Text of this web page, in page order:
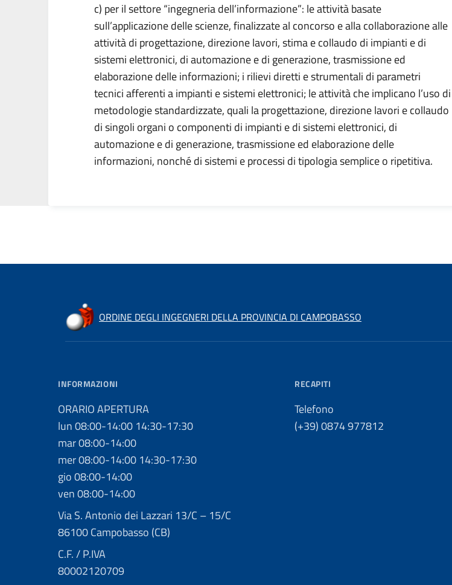
c) per il settore “ingegneria dell’informazione”: le attività basate
sull’applicazione delle scienze, finalizzate al concorso e alla collaborazione alle
attività di progettazione, direzione lavori, stima e collaudo di impianti e di
sistemi elettronici, di automazione e di generazione, trasmissione ed
elaborazione delle informazioni; i rilievi diretti e strumentali di parametri
tecnici afferenti a impianti e sistemi elettronici; le attività che implicano l’uso di
metodologie standardizzate, quali la progettazione, direzione lavori e collaudo
di singoli organi o componenti di impianti e di sistemi elettronici, di
automazione e di generazione, trasmissione ed elaborazione delle
informazioni, nonché di sistemi e processi di tipologia semplice o ripetitiva.
ORDINE DEGLI INGEGNERI DELLA PROVINCIA DI CAMPOBASSO
INFORMAZIONI
ORARIO APERTURA
lun 08:00-14:00 14:30-17:30
mar 08:00-14:00
mer 08:00-14:00 14:30-17:30
gio 08:00-14:00
ven 08:00-14:00
Via S. Antonio dei Lazzari 13/C – 15/C
86100 Campobasso (CB)
C.F. / P.IVA
80002120709
RECAPITI
Telefono
(+39) 0874 977812